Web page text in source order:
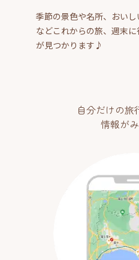
季節の景色や名所、おい
などこれからの旅、週末
が見つかります♪
自分だけの旅
情報が